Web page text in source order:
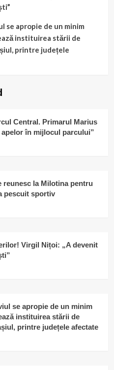
se apropie de un minim
instituirea stării de
printre județele
Central. Primarul Marius
în mijlocul parcului”
reunesc la Milotina pentru
pescuit sportiv
Virgil Nițoi: „A devenit
se apropie de un minim
instituirea stării de
printre județele afectate